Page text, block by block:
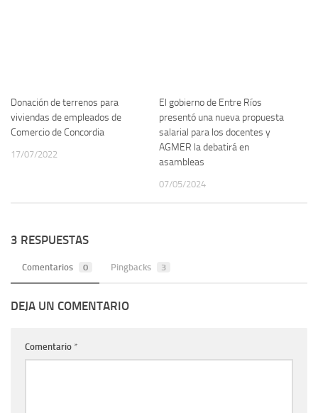
Donación de terrenos para
viviendas de empleados de
Comercio de Concordia
17/07/2022
El gobierno de Entre Ríos
presentó una nueva propuesta
salarial para los docentes y
AGMER la debatirá en
asambleas
07/05/2024
3 RESPUESTAS
Comentarios 0 Pingbacks 3
DEJA UN COMENTARIO
Comentario *